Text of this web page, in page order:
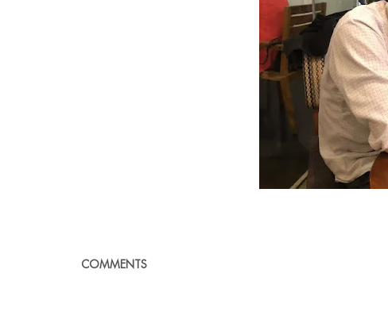
COMMENTS